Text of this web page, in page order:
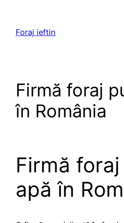
content
Foraj ieftin
Firmă foraj
în România
Firmă
apă în